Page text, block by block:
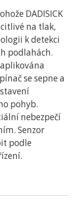
DADISICK
na tlak,
k detekci
podlahách.
se sepne a
pohyb.
nebezpečí
Senzor
podle